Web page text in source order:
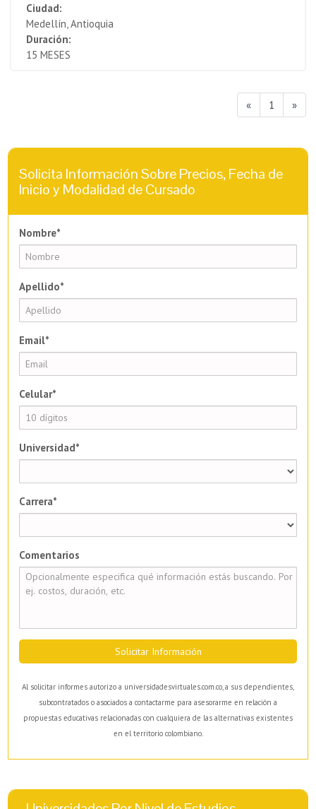
Ciudad:
Medellín, Antioquia
Duración:
15 MESES
« 1 »
Solicita Información Sobre Precios, Fecha de
Inicio y Modalidad de Cursado
Nombre*
Apellido*
Email*
Celular*
Universidad*
Carrera*
Comentarios
Solicitar Información
Al solicitar informes autorizo a universidadesvirtuales.com.co, a sus dependientes,
subcontratados o asociados a contactarme para asesorarme en relación a
propuestas educativas relacionadas con cualquiera de las alternativas existentes
en el territorio colombiano.